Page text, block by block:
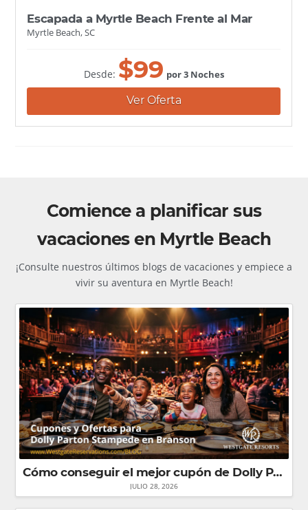
Escapada a Myrtle Beach Frente al Mar
Myrtle Beach, SC
Desde: $99 por 3 Noches
Ver Oferta
Comience a planificar sus
vacaciones en Myrtle Beach
¡Consulte nuestros últimos blogs de vacaciones y empiece a
vivir su aventura en Myrtle Beach!
Cómo conseguir el mejor cupón de Dolly Parton Stampede en Branson para ahorrar al máximo
JULIO 28, 2026